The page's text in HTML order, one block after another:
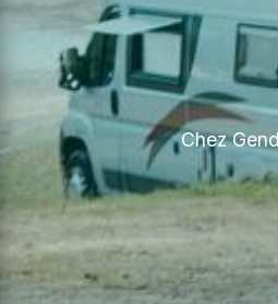
Chez